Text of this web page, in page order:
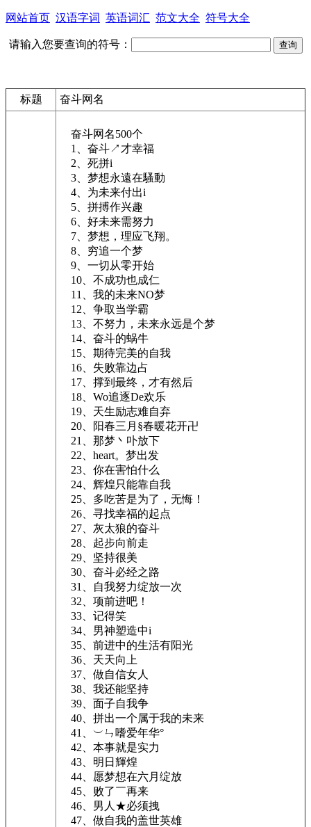
网站首页 汉语字词 英语词汇 范文大全 符号大全
请输入您要查询的符号：
标题 奋斗网名
奋斗网名500个
1、奋斗↗才幸福
2、死拼i
3、梦想永遠在騷動
4、为未来付出i
5、拼搏作兴趣
6、好未来需努力
7、梦想，理应飞翔。
8、穷追一个梦
9、一切从零开始
10、不成功也成仁
11、我的未来NO梦
12、争取当学霸
13、不努力，未来永远是个梦
14、奋斗的蜗牛
15、期待完美的自我
16、失败靠边占
17、撑到最终，才有然后
18、Wo追逐De欢乐
19、天生励志难自弃
20、阳春三月§春暖花开卍
21、那梦丶卟放下
22、heart。梦出发
23、你在害怕什么
24、辉煌只能靠自我
25、多吃苦是为了，无悔！
26、寻找幸福的起点
27、灰太狼的奋斗
28、起步向前走
29、坚持很美
30、奋斗必经之路
31、自我努力绽放一次
32、项前进吧！
33、记得笑
34、男神塑造中i
35、前进中的生活有阳光
36、天天向上
37、做自信女人
38、我还能坚持
39、面子自我争
40、拼出一个属于我的未来
41、︶ㄣ嗜爱年华°
42、本事就是实力
43、明日輝煌
44、愿梦想在六月绽放
45、败了￣再来
46、男人★必须拽
47、做自我的盖世英雄